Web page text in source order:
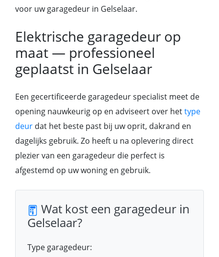
voor uw garagedeur in Gelselaar.
Elektrische garagedeur op
maat — professioneel
geplaatst in Gelselaar
Een gecertificeerde garagedeur specialist meet de
opening nauwkeurig op en adviseert over hettype
deur dat het beste past bij uw oprit, dakrand en
dagelijks gebruik. Zo heeft u na oplevering direct
plezier van een garagedeur die perfect is
afgestemd op uw woning en gebruik.
Wat kost een garagedeur in
Gelselaar?
Type garagedeur: